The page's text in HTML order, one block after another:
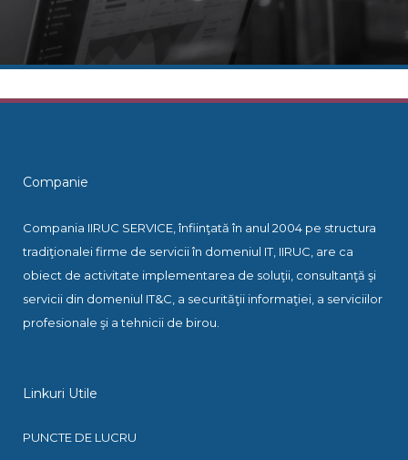
Companie
Compania IIRUC SERVICE, înfiinţată în anul 2004 pe structura
tradiţionalei firme de servicii în domeniul IT, IIRUC, are ca
obiect de activitate implementarea de soluţii, consultanţă şi
servicii din domeniul IT&C, a securităţii informaţiei, a serviciilor
profesionale şi a tehnicii de birou.
Linkuri Utile
PUNCTE DE LUCRU